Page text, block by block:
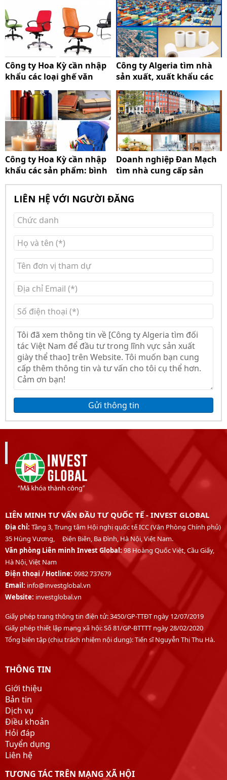
Công ty Hoa Kỳ cần nhập
khẩu các loại ghế văn
phòng
Công ty Algeria tìm nhà
sản xuất, xuất khẩu các
cuộn giấy in
Công ty Hoa Kỳ cần nhập
khẩu các sản phẩm: bình
đựng nước, ba lô, chăn,
sổ tay, nến
Doanh nghiệp Đan Mạch
tìm nhà cung cấp sản
phẩm nhà bếp bằng thủy
tinh
LIÊN HỆ VỚI NGƯỜI ĐĂNG
Gửi thông tin
LIÊN MINH TƯ VẤN ĐẦU TƯ QUỐC TẾ - INVEST GLOBAL
Địa chỉ: Tầng 3, Trung tâm Hội nghị quốc tế ICC (Văn Phòng Chính phủ)
35 Hùng Vương, Điện Biên, Ba Đình, Hà Nội, Việt Nam.
Văn phòng Liên minh Invest Global:98 Hoàng Quốc Việt, Cầu Giấy,
Hà Nội, Việt Nam
Điện thoại /Hotline: 0982 737679
Email: info@investglobal.vn
Website: investglobal.vn
Giấy phép trang thông tin điện tử: 3450/GP-TTĐT ngày 12/07/2019
Giấy phép thiết lập mạng xã hội: Số 81/GP-BTTTT ngày 28/02/2020
Tổng biên tập (chịu trách nhiệm nội dung): Tiến sĩ Nguyễn Thị Thu Hà.
THÔNG TIN
Giới thiệu
Bản tin
Dịch vụ
Điều khoản
Hỏi đáp
Tuyển dụng
Liên hệ
TƯƠNG TÁC TRÊN MẠNG XÃ HỘI